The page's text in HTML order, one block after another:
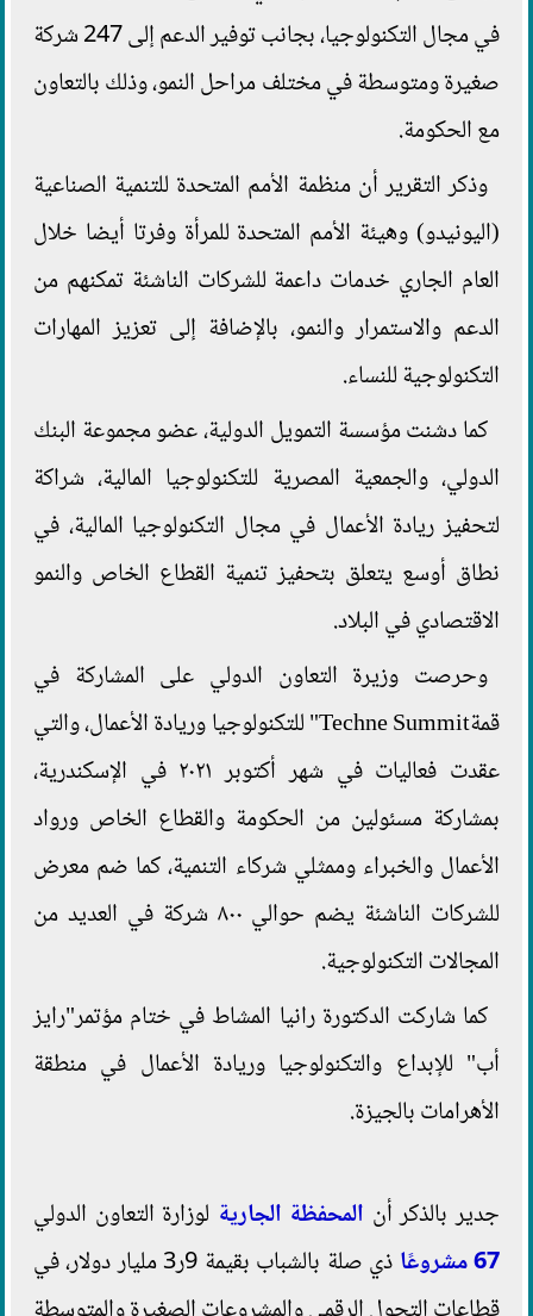
في مجال التكنولوجيا، بجانب توفير الدعم إلى 247 شركة
صغيرة ومتوسطة في مختلف مراحل النمو، وذلك بالتعاون
مع الحكومة.
وذكر التقرير أن منظمة الأمم المتحدة للتنمية الصناعية
(اليونيدو) وهيئة الأمم المتحدة للمرأة وفرتا أيضا خلال
العام الجاري خدمات داعمة للشركات الناشئة تمكنهم من
الدعم والاستمرار والنمو، بالإضافة إلى تعزيز المهارات
التكنولوجية للنساء.
كما دشنت مؤسسة التمويل الدولية، عضو مجموعة البنك
الدولي، والجمعية المصرية للتكنولوجيا المالية، شراكة
لتحفيز ريادة الأعمال في مجال التكنولوجيا المالية، في
نطاق أوسع يتعلق بتحفيز تنمية القطاع الخاص والنمو
الاقتصادي في البلاد.
وحرصت وزيرة التعاون الدولي على المشاركة في
قمةTechne Summit" للتكنولوجيا وريادة الأعمال، والتي
عقدت فعاليات في شهر أكتوبر ٢٠٢١ في الإسكندرية،
بمشاركة مسئولين من الحكومة والقطاع الخاص ورواد
الأعمال والخبراء وممثلي شركاء التنمية، كما ضم معرض
للشركات الناشئة يضم حوالي ٨٠٠ شركة في العديد من
المجالات التكنولوجية.
كما شاركت الدكتورة رانيا المشاط في ختام مؤتمر"رايز
أب" للإبداع والتكنولوجيا وريادة الأعمال في منطقة
الأهرامات بالجيزة.
جدير بالذكر أن المحفظة الجارية لوزارة التعاون الدولي
67 مشروعًا
ذي صلة بالشباب بقيمة 9ر3 مليار دولار، في